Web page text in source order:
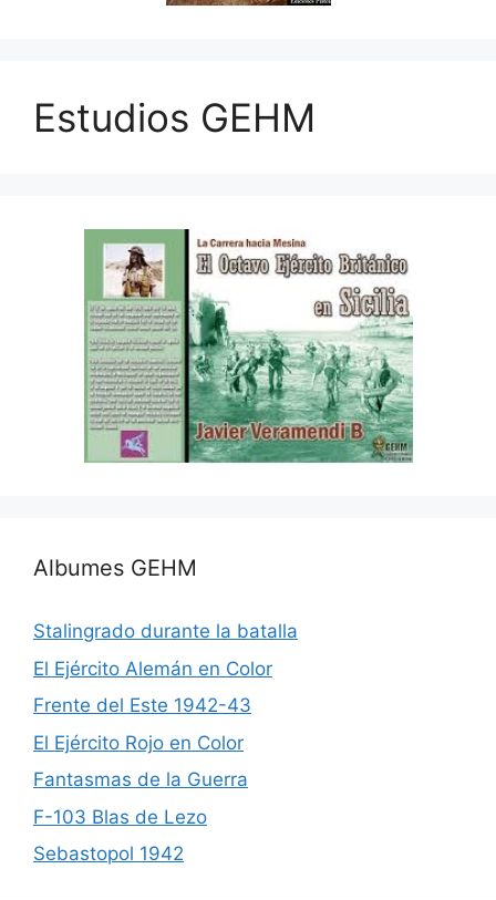
Estudios GEHM
Albumes GEHM
Stalingrado durante la batalla
El Ejército Alemán en Color
Frente del Este 1942-43
El Ejército Rojo en Color
Fantasmas de la Guerra
F-103 Blas de Lezo
Sebastopol 1942